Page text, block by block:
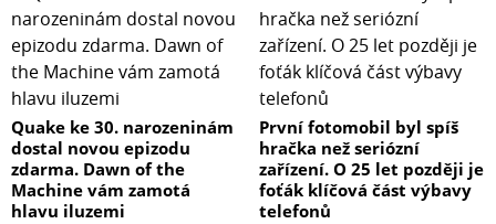
Quake ke 30. narozeninám
dostal novou epizodu
zdarma. Dawn of the
Machine vám zamotá
hlavu iluzemi
První fotomobil byl spíš
hračka než seriózní
zařízení. O 25 let později je
foťák klíčová část výbavy
telefonů